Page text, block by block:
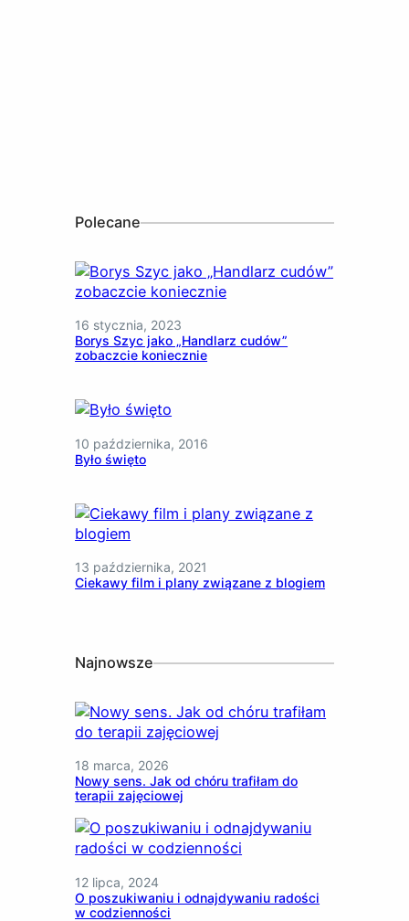
Polecane
16 stycznia, 2023
Borys Szyc jako „Handlarz cudów”
zobaczcie koniecznie
10 października, 2016
Było święto
13 października, 2021
Ciekawy film i plany związane z blogiem
Najnowsze
18 marca, 2026
Nowy sens. Jak od chóru trafiłam do
terapii zajęciowej
12 lipca, 2024
O poszukiwaniu i odnajdywaniu radości
w codzienności